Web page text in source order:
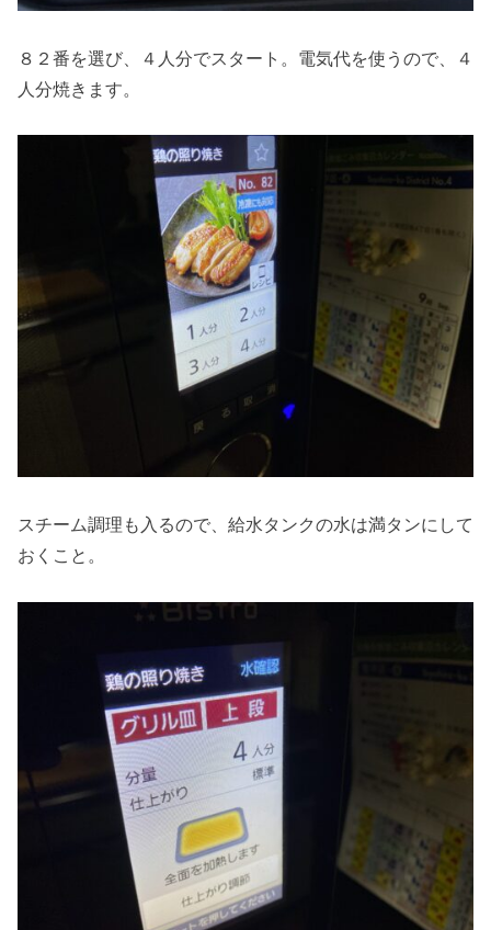
８２番を選び、４人分でスタート。電気代を使うので、４
人分焼きます。
スチーム調理も入るので、給水タンクの水は満タンにして
おくこと。